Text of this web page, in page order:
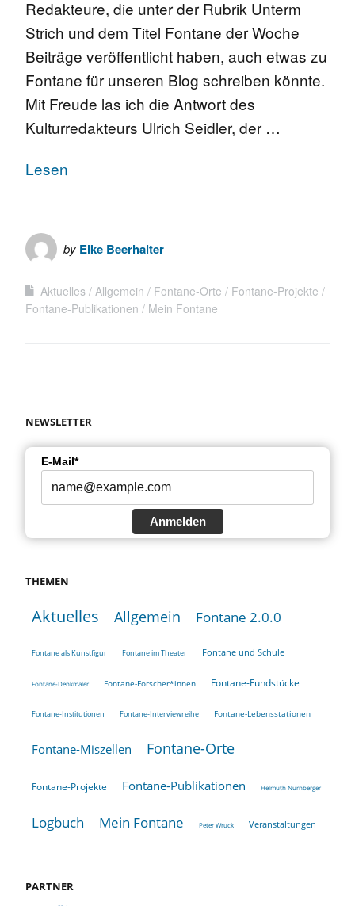
Redakteure, die unter der Rubrik Unterm
Strich und dem Titel Fontane der Woche
Beiträge veröffentlicht haben, auch etwas zu
Fontane für unseren Blog schreiben könnte.
Mit Freude las ich die Antwort des
Kulturredakteurs Ulrich Seidler, der …
Lesen
by Elke Beerhalter
Aktuelles Allgemein Fontane-Orte
Fontane-Projekte
Fontane-Publikationen
Mein Fontane
NEWSLETTER
E-Mail*
Anmelden
THEMEN
Aktuelles Allgemein Fontane 2.0.0
Fontane als Kunstfigur Fontane im Theater Fontane und Schule
Fontane-Denkmäler Fontane-Forscher*innen Fontane-Fundstücke
Fontane-Institutionen Fontane-Interviewreihe Fontane-Lebensstationen
Fontane-Miszellen Fontane-Orte
Fontane-Projekte Fontane-Publikationen Helmuth Nürnberger
Logbuch Mein Fontane Peter Wruck Veranstaltungen
PARTNER